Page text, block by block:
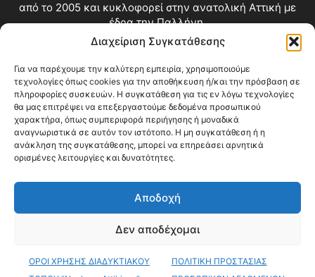
Διαχείριση Συγκατάθεσης
Για να παρέχουμε την καλύτερη εμπειρία, χρησιμοποιούμε
τεχνολογίες όπως cookies για την αποθήκευση ή/και την πρόσβαση σε
πληροφορίες συσκευών. Η συγκατάθεση για τις εν λόγω τεχνολογίες
θα μας επιτρέψει να επεξεργαστούμε δεδομένα προσωπικού
χαρακτήρα, όπως συμπεριφορά περιήγησης ή μοναδικά
αναγνωριστικά σε αυτόν τον ιστότοπο. Η μη συγκατάθεση ή η
ανάκληση της συγκατάθεσης, μπορεί να επηρεάσει αρνητικά
ορισμένες λειτουργίες και δυνατότητες.
Αποδοχή
Δεν αποδέχομαι
ΟΡΟΙ ΧΡΗΣΗΣ ΔΙΑΔΥΚΤΙΑΚΟΥ
ΠΟΛΙΤΙΚΗ ΠΡΟΣΤΑΣΙΑΣ
από το 2005 και κυκλοφορεί στην ανατολική Αττική με
έδρα την Παλλήνη.
Επικοινωνία:info@neologosattikis.gr
ΑΚΟΛΟΥΘΗΣΕ ΜΑΣ
Videos Όροι Χρήσης
© Copyright 2026 ΝΕΟΛΟΓΟΣ ΑΤΤΙΚΗΣ • All Rights Reserved •